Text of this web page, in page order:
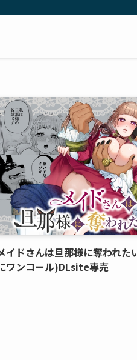
イドさんは旦那様に奪われた
ワンコール)DLsite専売